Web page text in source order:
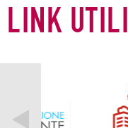
LINK UTILI